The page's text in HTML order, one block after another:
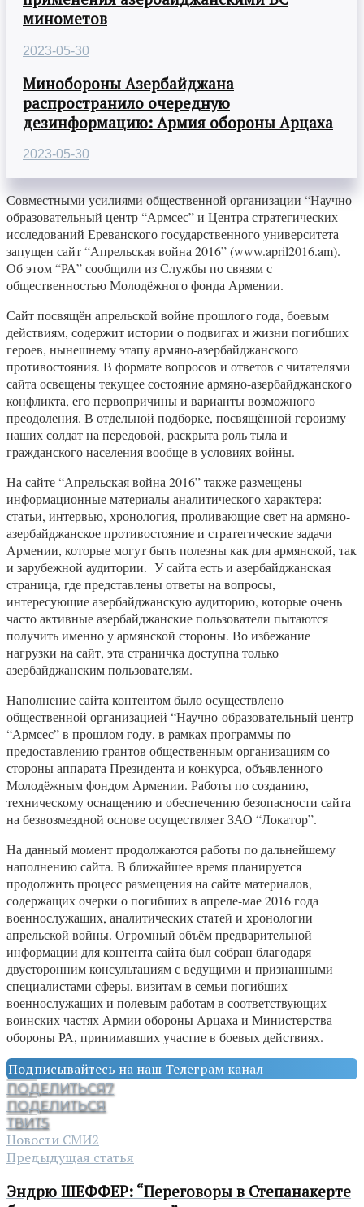
минометов
2023-05-30
Минобороны Азербайджана
распространило очередную
дезинформацию: Армия обороны Арцаха
2023-05-30
Совместными усилиями общественной организации “Научно-
образовательный центр “Армсес” и Центра стратегических
исследований Ереванского государственного университета
запущен сайт “Апрельская война 2016” (www.april2016.am).
Об этом “РА” сообщили из Службы по связям с
общественностью Молодёжного фонда Армении.
Сайт посвящён апрельской войне прошлого года, боевым
действиям, содержит истории о подвигах и жизни погибших
героев, нынешнему этапу армяно-азербайджанского
противостояния. В формате вопросов и ответов с читателями
сайта освещены текущее состояние армяно-азербайджанского
конфликта, его первопричины и варианты возможного
преодоления. В отдельной подборке, посвящённой героизму
наших солдат на передовой, раскрыта роль тыла и
гражданского населения вообще в условиях войны.
На сайте “Апрельская война 2016” также размещены
информационные материалы аналитического характера:
статьи, интервью, хронология, проливающие свет на армяно-
азербайджанское противостояние и стратегические задачи
Армении, которые могут быть полезны как для армянской, так
и зарубежной аудитории. У сайта есть и азербайджанская
страница, где представлены ответы на вопросы,
интересующие азербайджанскую аудиторию, которые очень
часто активные азербайджанские пользователи пытаются
получить именно у армянской стороны. Во избежание
нагрузки на сайт, эта страничка доступна только
азербайджанским пользователям.
Наполнение сайта контентом было осуществлено
общественной организацией “Научно-образовательный центр
“Армсес” в прошлом году, в рамках программы по
предоставлению грантов общественным организациям со
стороны аппарата Президента и конкурса, объявленного
Молодёжным фондом Армении. Работы по созданию,
техническому оснащению и обеспечению безопасности сайта
на безвозмездной основе осуществляет ЗАО “Локатор”.
На данный момент продолжаются работы по дальнейшему
наполнению сайта. В ближайшее время планируется
продолжить процесс размещения на сайте материалов,
содержащих очерки о погибших в апреле-мае 2016 года
военнослужащих, аналитических статей и хронологии
апрельской войны. Огромный объём предварительной
информации для контента сайта был собран благодаря
двусторонним консультациям с ведущими и признанными
специалистами сферы, визитам в семьи погибших
военнослужащих и полевым работам в соответствующих
воинских частях Армии обороны Арцаха и Министерства
обороны РА, принимавших участие в боевых действиях.
Подписывайтесь на наш Телеграм канал
ПОДЕЛИТЬСЯ7
ПОДЕЛИТЬСЯ
ТВИТ5
Новости СМИ2
Предыдущая статья
Эндрю ШЕФФЕР: “Переговоры в Степанакерте